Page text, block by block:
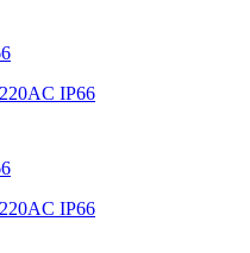
IP66
IP66